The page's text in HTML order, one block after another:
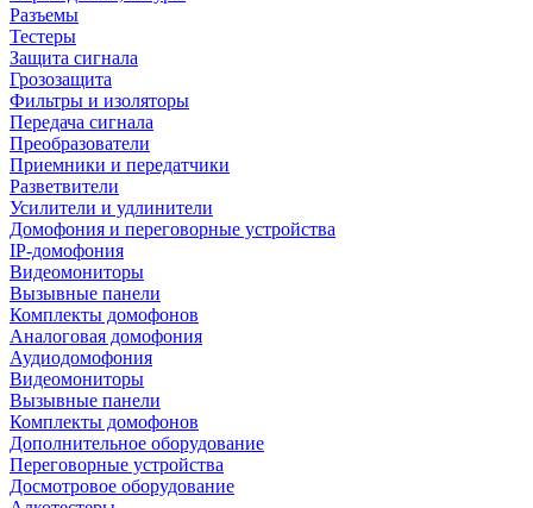
Разъемы
Тестеры
Защита сигнала
Грозозащита
Фильтры и изоляторы
Передача сигнала
Преобразователи
Приемники и передатчики
Разветвители
Усилители и удлинители
Домофония и переговорные устройства
IP-домофония
Видеомониторы
Вызывные панели
Комплекты домофонов
Аналоговая домофония
Аудиодомофония
Видеомониторы
Вызывные панели
Комплекты домофонов
Дополнительное оборудование
Переговорные устройства
Досмотровое оборудование